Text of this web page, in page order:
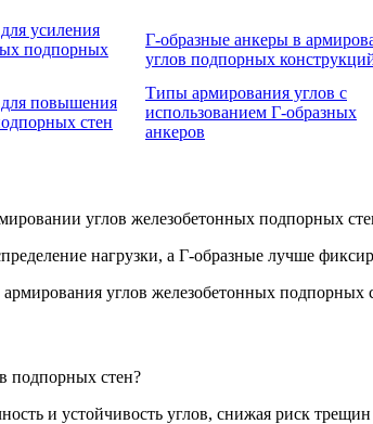
усиления
подпорных
Г-образные анкеры в
углов подпорных
повышения
стен
Типы армирования углов с
использованием Г-образных
анкеров
углов железобетонных подпорных
нагрузки, а Г-образные лучше
подпорных стен?
и устойчивость углов, снижая риск